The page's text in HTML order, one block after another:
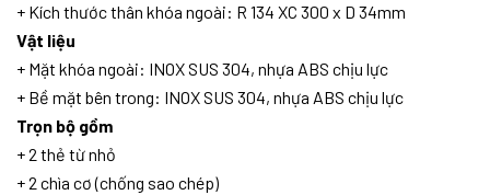
+ Kích thước thân khóa ngoài: R 134 XC 300 x D 34mm
Vật liệu
+ Mặt khóa ngoài: INOX SUS 304, nhựa ABS chịu lực
+ Bề mặt bên trong: INOX SUS 304, nhựa ABS chịu lực
Trọn bộ gồm
+ 2 thẻ từ nhỏ
+ 2 chìa cơ (chống sao chép)